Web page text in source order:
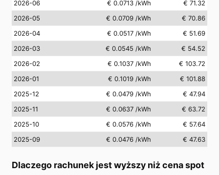
2026-06
€ 0.0713 /kWh
€ 71.32
2026-05
€ 0.0709 /kWh
€ 70.86
2026-04
€ 0.0517 /kWh
€ 51.69
2026-03
€ 0.0545 /kWh
€ 54.52
2026-02
€ 0.1037 /kWh
€ 103.72
2026-01
€ 0.1019 /kWh
€ 101.88
2025-12
€ 0.0479 /kWh
€ 47.94
2025-11
€ 0.0637 /kWh
€ 63.72
2025-10
€ 0.0576 /kWh
€ 57.64
2025-09
€ 0.0476 /kWh € 47.63
Dlaczego rachunek jest wyższy niż cena spot